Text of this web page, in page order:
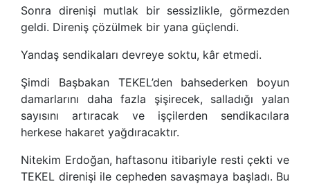
Sonra direnişi mutlak bir sessizlikle, görmezden
geldi. Direniş çözülmek bir yana güçlendi.
Yandaş sendikaları devreye soktu, kâr etmedi.
Şimdi Başbakan TEKEL’den bahsederken boyun
damarlarını daha fazla şişirecek, salladığı yalan
sayısını artıracak ve işçilerden sendikacılara
herkese hakaret yağdıracaktır.
Nitekim Erdoğan, haftasonu itibariyle resti çekti ve
TEKEL direnişi ile cepheden savaşmaya başladı. Bu